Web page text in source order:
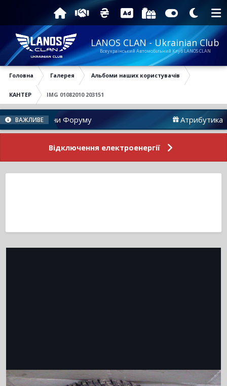
LANOS CLAN - Ukrainian Club
Всеукраїнський Автомобільний Клуб LANOS CLAN
Головна Галерея Альбоми наших користувачів
КАНТЕР IMG 01082010 203151
ВАЖЛИВЕ
Новини Форуму Атрибутика
Відключення електроенергії